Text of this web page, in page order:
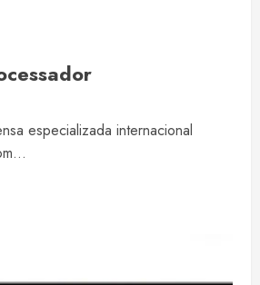
especializada internacional